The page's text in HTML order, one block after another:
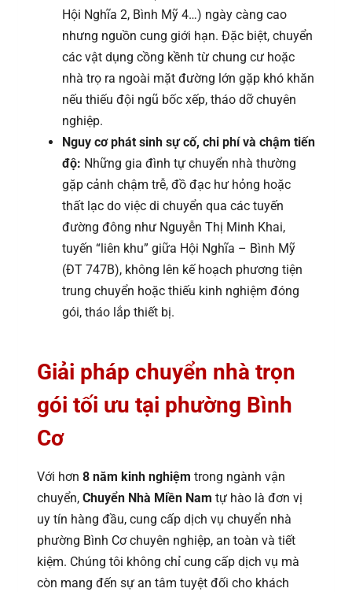
Hội Nghĩa 2, Bình Mỹ 4…) ngày càng cao
nhưng nguồn cung giới hạn. Đặc biệt, chuyển
các vật dụng cồng kềnh từ chung cư hoặc
nhà trọ ra ngoài mặt đường lớn gặp khó khăn
nếu thiếu đội ngũ bốc xếp, tháo dỡ chuyên
nghiệp.
Nguy cơ phát sinh sự cố, chi phí và chậm tiến
độ: Những gia đình tự chuyển nhà thường
gặp cảnh chậm trễ, đồ đạc hư hỏng hoặc
thất lạc do việc di chuyển qua các tuyến
đường đông như Nguyễn Thị Minh Khai,
tuyến “liên khu” giữa Hội Nghĩa – Bình Mỹ
(ĐT 747B), không lên kế hoạch phương tiện
trung chuyển hoặc thiếu kinh nghiệm đóng
gói, tháo lắp thiết bị.
Giải pháp chuyển nhà trọn
gói tối ưu tại phường Bình
Cơ
Với hơn 8 năm kinh nghiệm trong ngành vận
chuyển, Chuyển Nhà Miền Nam tự hào là đơn vị
uy tín hàng đầu, cung cấp dịch vụ chuyển nhà
phường Bình Cơ chuyên nghiệp, an toàn và tiết
kiệm. Chúng tôi không chỉ cung cấp dịch vụ mà
còn mang đến sự an tâm tuyệt đối cho khách